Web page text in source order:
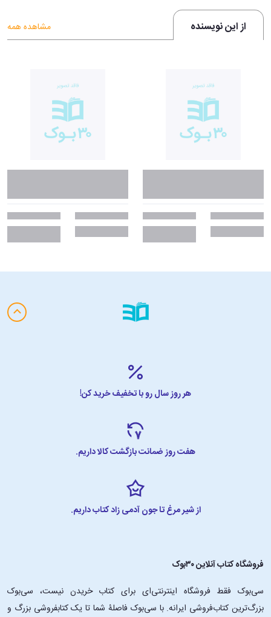
از این نویسنده مشاهده همه
هر روز سال رو با تخفیف خرید کن!
هفت روز ضمانت بازگشت کالا داریم.
از شیر مرغ تا جون آدمی زاد کتاب داریم.
فروشگاه کتاب آنلاین ۳۰بوک
سی‌بوک فقط فروشگاه اینترنتی‌ای برای کتاب خریدن نیست، سی‌بوک
بزرگ‌ترین کتاب‌فروشی ایرانه. با سی‌بوک فاصلۀ شما تا یک کتابفروشی بزرگ و